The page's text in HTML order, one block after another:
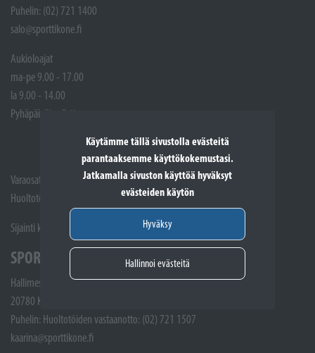
Käytämme tällä sivustolla evästeitä
parantaaksemme käyttökokemustasi.
Jatkamalla sivuston käyttöä hyväksyt
evästeiden käytön
Hyväksy
Hallinnoi evästeitä
Puhelin: (02) 721 1400
salo@sporttikone.fi
Aukioloajat
ma-pe 9.00 - 17.00
la 9.00 - 14.00
Pyhäpäivät suljettuna
Varaosat: (02) 721 1407
Huoltotöiden vastaanotto: 02 7211405
Sijainti kartalla
SPORTTIKONE KAARINA
Hallimestarinkatu 4
20780 Kaarina
Puhelin: Huoltotöiden vastaanotto: (02) 721 1507
kaarina@sporttikone.fi